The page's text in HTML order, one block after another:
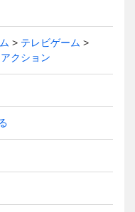
テレビゲーム
アクション